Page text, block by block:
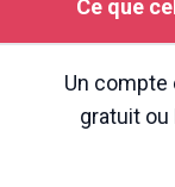
Ce que
Un compte
gratuit ou